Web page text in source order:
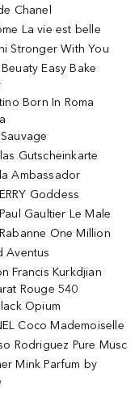
Chanel
La vie est belle
Stronger With You
Easy Bake
Born In Roma
Gutscheinkarte
Ambassador
Goddess
Gaultier Le Male
One Million
Aventus
Francis Kurkdjian
Rouge 540
Opium
Coco Mademoiselle
Rodriguez Pure Musc
Mink Parfum by